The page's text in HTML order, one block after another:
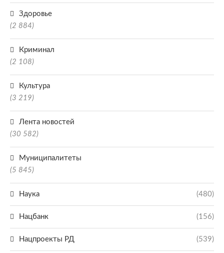
Здоровье
(2 884)
Криминал
(2 108)
Культура
(3 219)
Лента новостей
(30 582)
Муниципалитеты
(5 845)
Наука (480)
Нацбанк (156)
Нацпроекты РД (539)